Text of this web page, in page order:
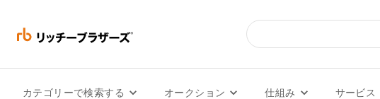
カテゴリーで検索する オークション 仕組み サービス